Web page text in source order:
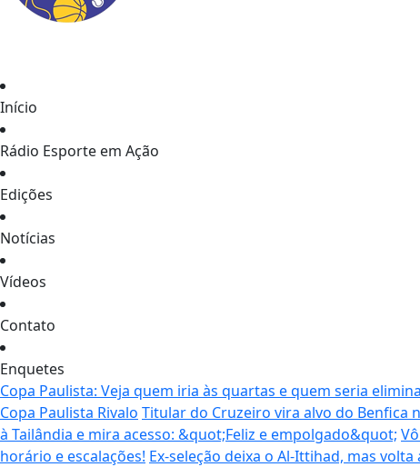
Início
Rádio Esporte em Ação
Edições
Notícias
Vídeos
Contato
Enquetes
Copa Paulista: Veja quem iria às quartas e quem seria
Copa Paulista Rivalo Titular do Cruzeiro vira alvo do Benfica
à Tailândia e mira acesso: &quot;Feliz e empolgado&quot;
horário e escalações! Ex-seleção deixa o Al-Ittihad, mas